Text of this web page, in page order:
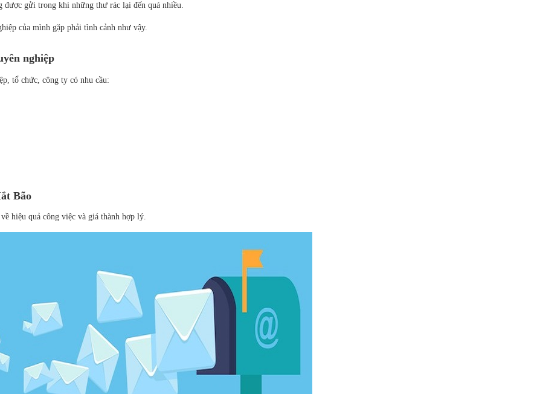
được gửi trong khi những thư rác lại đến quá nhiều.
của mình gặp phải tình cảnh như vậy.
nghiệp
tổ chức, công ty có nhu cầu:
Bão
hiệu quả công việc và giá thành hợp lý.